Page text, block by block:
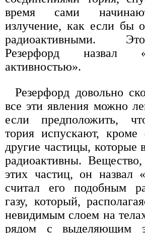
время сами
излучение, как если бы
радиоактивными.
Резерфорд назвал
активностью».
Резерфорд довольно
все эти явления можно
если предположить,
тория испускают, кроме
другие частицы, которые
радиоактивны.
этих частиц, он назвал
считал его подобным
газу, который,
невидимым слоем на
рядом с выделяющим